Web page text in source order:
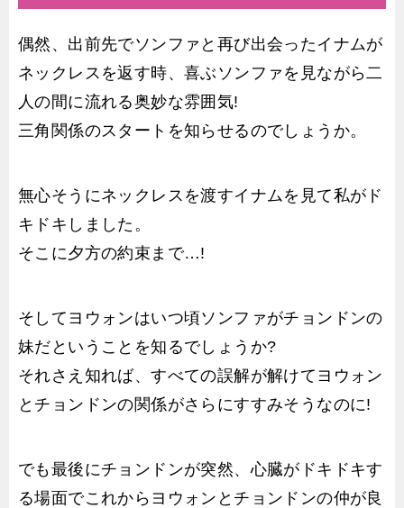
偶然、出前先でソンファと再び出会ったイナムが
ネックレスを返す時、喜ぶソンファを見ながら二
人の間に流れる奥妙な雰囲気!
三角関係のスタートを知らせるのでしょうか。
無心そうにネックレスを渡すイナムを見て私がド
キドキしました。
そこに夕方の約束まで…!
そしてヨウォンはいつ頃ソンファがチョンドンの
妹だということを知るでしょうか?
それさえ知れば、すべての誤解が解けてヨウォン
とチョンドンの関係がさらにすすみそうなのに!
でも最後にチョンドンが突然、心臓がドキドキす
る場面でこれからヨウォンとチョンドンの仲が良